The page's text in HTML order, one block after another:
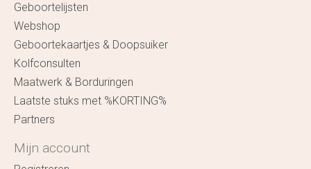
Geboortelijsten
Webshop
Geboortekaartjes & Doopsuiker
Kolfconsulten
Maatwerk & Borduringen
Laatste stuks met %KORTING%
Partners
Mijn account